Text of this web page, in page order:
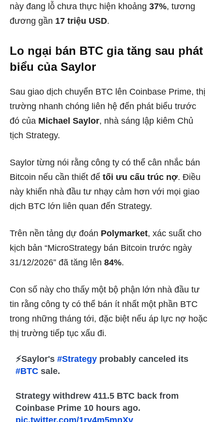
này đang lỗ chưa thực hiện khoảng 37%, tương
đương gần 17 triệu USD.
Lo ngại bán BTC gia tăng sau phát
biểu của Saylor
Sau giao dịch chuyển BTC lên Coinbase Prime, thị
trường nhanh chóng liên hệ đến phát biểu trước
đó của Michael Saylor, nhà sáng lập kiêm Chủ
tịch Strategy.
Saylor từng nói rằng công ty có thể cân nhắc bán
Bitcoin nếu cần thiết để tối ưu cấu trúc nợ. Điều
này khiến nhà đầu tư nhạy cảm hơn với mọi giao
dịch BTC lớn liên quan đến Strategy.
Trên nền tảng dự đoán Polymarket, xác suất cho
kịch bản “MicroStrategy bán Bitcoin trước ngày
31/12/2026” đã tăng lên 84%.
Con số này cho thấy một bộ phận lớn nhà đầu tư
tin rằng công ty có thể bán ít nhất một phần BTC
trong những tháng tới, đặc biệt nếu áp lực nợ hoặc
thị trường tiếp tục xấu đi.
⚡Saylor's#Strategy probably canceled its
#BTC sale.
Strategy withdrew 411.5 BTC back from
Coinbase Prime 10 hours ago.